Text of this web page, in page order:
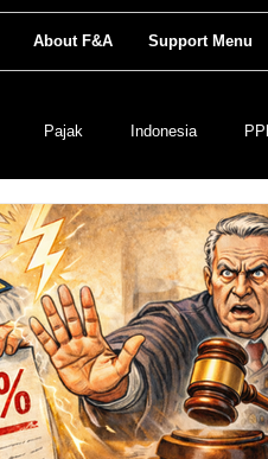
About F&A Support Menu
Pajak Indonesia
Audit laporan keuangan PPh26